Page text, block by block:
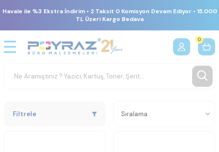
Havale ile %3 Ekstra İndirim • 2 Taksit 0 Komisyon Devam Ediyor • 15.000
TL Üzeri Kargo Bedava
0
Filtrele